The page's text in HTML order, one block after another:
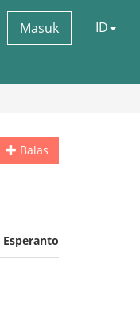
Masuk ID
Balas
Esperanto